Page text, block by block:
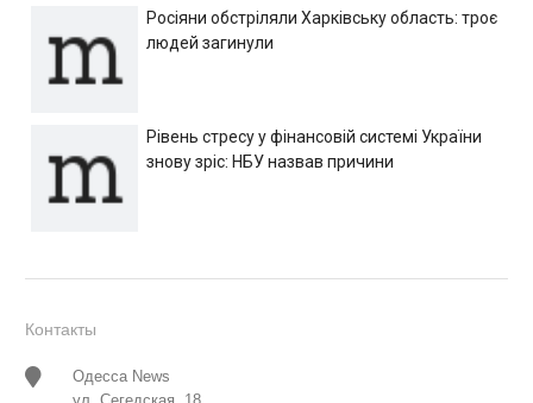
Росіяни обстріляли Харківську область: троє
людей загинули
Рівень стресу у фінансовій системі України
знову зріс: НБУ назвав причини
Контакты
Одесса News